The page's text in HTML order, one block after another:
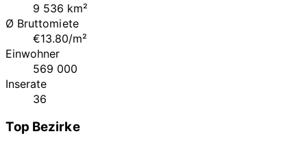
9 536 km²
Ø Bruttomiete
€13.80/m²
Einwohner
569 000
Inserate
36
Top Bezirke